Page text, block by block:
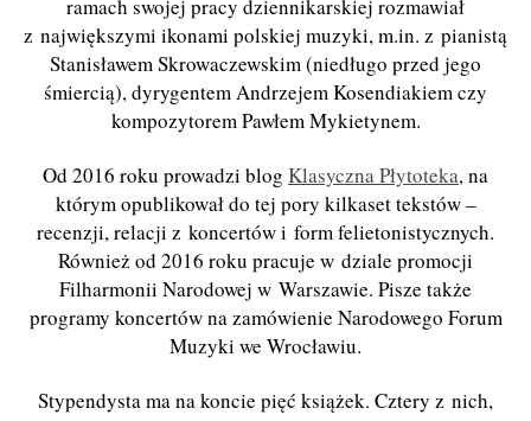
ramach swojej pracy dziennikarskiej rozmawiał
z największymi ikonami polskiej muzyki, m.in. z pianistą
Stanisławem Skrowaczewskim (niedługo przed jego
śmiercią), dyrygentem Andrzejem Kosendiakiem czy
kompozytorem Pawłem Mykietynem.
Od 2016 roku prowadzi blog Klasyczna Płytoteka, na
którym opublikował do tej pory kilkaset tekstów –
recenzji, relacji z koncertów i form felietonistycznych.
Również od 2016 roku pracuje w dziale promocji
Filharmonii Narodowej w Warszawie. Pisze także
programy koncertów na zamówienie Narodowego Forum
Muzyki we Wrocławiu.
Stypendysta ma na koncie pięć książek. Cztery z nich,